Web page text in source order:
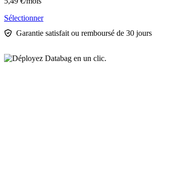
Sélectionner
Garantie satisfait ou remboursé de 30 jours